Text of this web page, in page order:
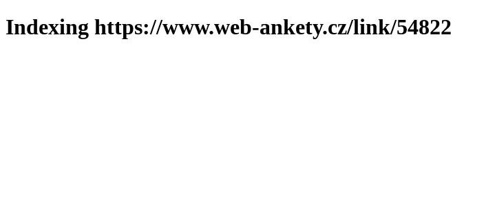
Indexing https://www.web-ankety.cz/link/54822